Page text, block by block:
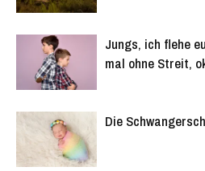
Jungs, ich flehe
mal ohne Streit,
Die